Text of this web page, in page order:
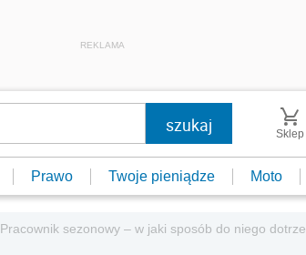
REKLAMA
Sklep
Prawo Twoje pieniądze Moto
Pracownik sezonowy – w jaki sposób do niego